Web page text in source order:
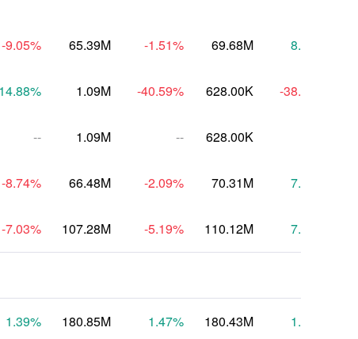
-9.05% 65.39M -1.51% 69.68M 8.25
14.88% 1.09M -40.59% 628.00K -38.54
-- 1.09M -- 628.00K
-8.74% 66.48M -2.09% 70.31M 7.47
-7.03% 107.28M -5.19% 110.12M 7.67
1.39% 180.85M 1.47% 180.43M 1.62